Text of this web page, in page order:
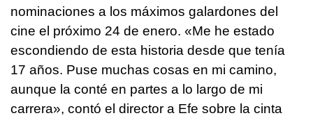
nominaciones a los máximos galardones del
cine el próximo 24 de enero. «Me he estado
escondiendo de esta historia desde que tenía
17 años. Puse muchas cosas en mi camino,
aunque la conté en partes a lo largo de mi
carrera», contó el director a Efe sobre la cinta